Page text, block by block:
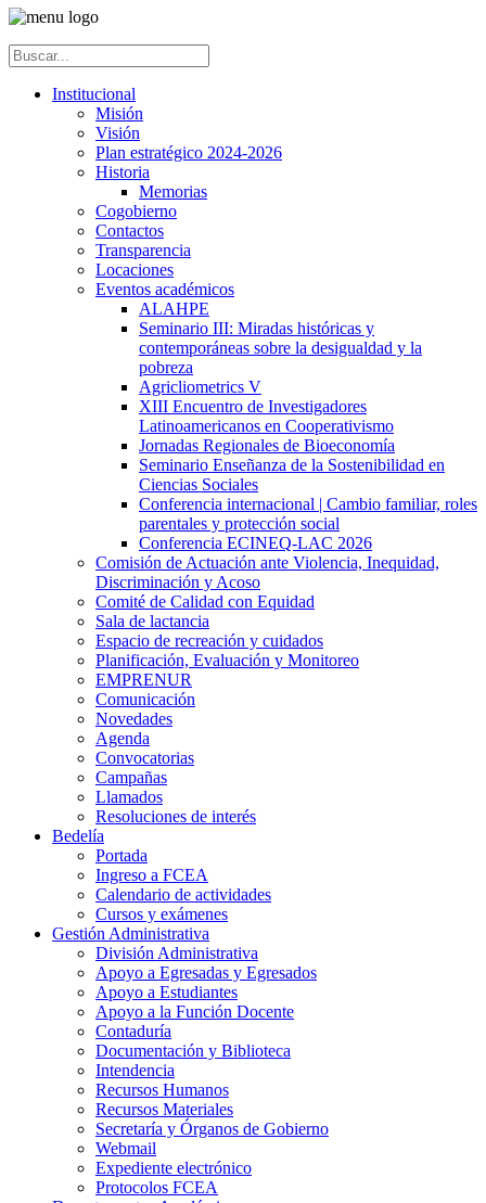
Institucional
Misión
Visión
Plan estratégico 2024-2026
Historia
Memorias
Cogobierno
Contactos
Transparencia
Locaciones
Eventos académicos
ALAHPE
Seminario III: Miradas históricas y
contemporáneas sobre la desigualdad y la
pobreza
Agricliometrics V
XIII Encuentro de Investigadores
Latinoamericanos en Cooperativismo
Jornadas Regionales de Bioeconomía
Seminario Enseñanza de la Sostenibilidad en
Ciencias Sociales
Conferencia internacional | Cambio familiar, roles
parentales y protección social
Conferencia ECINEQ-LAC 2026
Comisión de Actuación ante Violencia, Inequidad,
Discriminación y Acoso
Comité de Calidad con Equidad
Sala de lactancia
Espacio de recreación y cuidados
Planificación, Evaluación y Monitoreo
EMPRENUR
Comunicación
Novedades
Agenda
Convocatorias
Campañas
Llamados
Resoluciones de interés
Bedelía
Portada
Ingreso a FCEA
Calendario de actividades
Cursos y exámenes
Gestión Administrativa
División Administrativa
Apoyo a Egresadas y Egresados
Apoyo a Estudiantes
Apoyo a la Función Docente
Contaduría
Documentación y Biblioteca
Intendencia
Recursos Humanos
Recursos Materiales
Secretaría y Órganos de Gobierno
Webmail
Expediente electrónico
Protocolos FCEA